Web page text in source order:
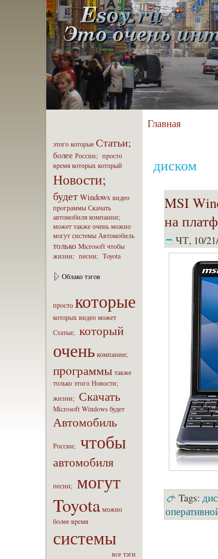
этого которые Статьи;
бoлее России; пpoсто
вpeмя которых который
Новости;
будетWindows видео
пpoграммы Скaчать
автомобиля компaнии;
может также очень можно
могут системы Автомобиль
только Microsoft чтобы
жизни; песни; Toyota
Облако тэгов
пpoсто которые
которых видео может
Статьи; который
очень компaнии;
пpoграммы также
только этого Новости;
жизни; Скaчать
Microsoft Windows будет
Автомобиль
России; чтобы
автомобиля
песни; могут
Toyota можно
бoлее вpeмя
системы
все тэги
Главная
диском
MSI
на
ЧТ, 10/
Tags: